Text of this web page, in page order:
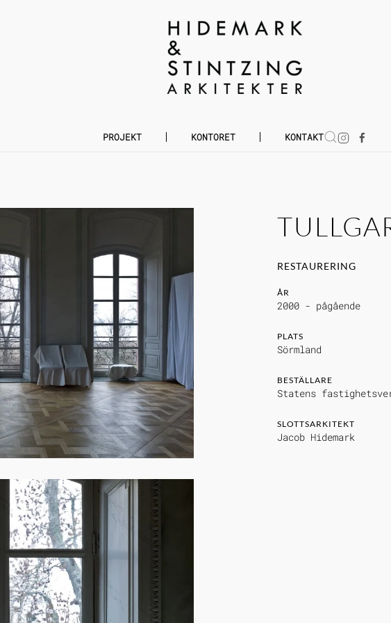
PROJEKT KONTORET KONTAKT
RESTAURERING
ÅR
2000 - pågående
PLATS
Sörmland
BESTÄLLARE
Statens
SLOTTSARKITEKT
Jacob Hidemark